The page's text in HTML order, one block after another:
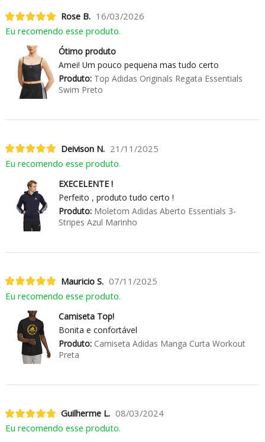
Rose B. 16/03/2026
Eu recomendo esse produto.
Ótimo produto
Amei! Um pouco pequena mas tudo certo
Produto:Top Adidas Originals Regata Essentials
Swim Preto
Deivison N. 21/11/2025
Eu recomendo esse produto.
EXECELENTE !
Perfeito , produto tudo certo !
Produto:Moletom Adidas Aberto Essentials 3-
Stripes Azul Marinho
Mauricio S. 07/11/2025
Eu recomendo esse produto.
Camiseta Top!
Bonita e confortável
Produto:Camiseta Adidas Manga Curta Workout
Preta
Guilherme L. 08/03/2024
Eu recomendo esse produto.